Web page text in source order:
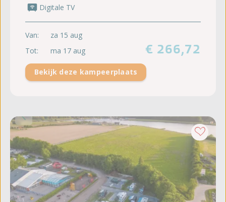
Digitale TV
Van:
za 15 aug
Tot:
ma 17 aug € 266,72
Bekijk deze kampeerplaats